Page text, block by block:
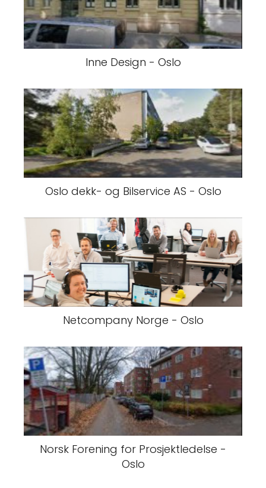
Inne Design - Oslo
Oslo dekk- og Bilservice AS - Oslo
Netcompany Norge - Oslo
Norsk Forening for Prosjektledelse -
Oslo